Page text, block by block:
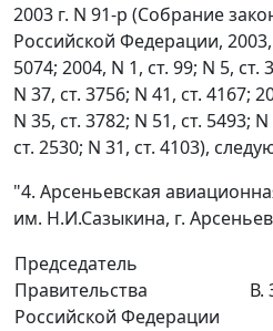
2003 г. N 91-р (Собрание
Российской Федерации, 2003,
5074; 2004, N 1, ст. 99; N 5, ст.
N 37, ст. 3756; N 41, ст. 4167;
N 35, ст. 3782; N 51, ст. 5493;
ст. 2530; N 31, ст. 4103),
"4. Арсеньевская
им. Н.И.Сазыкина, г.
Председатель
Правительства
Российской Федерации
В.